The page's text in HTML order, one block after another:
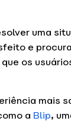
uma
e
os
mais
a Blip,